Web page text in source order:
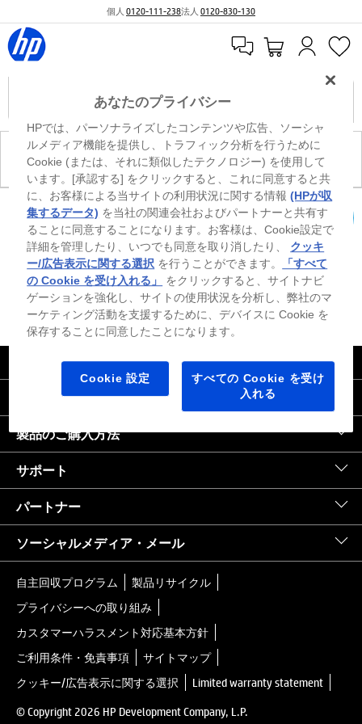
個人 0120-111-238法人 0120-830-130
現在、このカテゴリには商品がありません。
カートを確認
※ Windowsのすべてのエディションまたはバージョンで、すべての機能を使用でき
るわけではありません。Windowsの機能を最大限に活用するには、システムのハ
ードウェア、ドライバー、ソフトウェアのアップグレードおよび/または別途購
入、あるいはBIOSのアップデートが必要になる場合があります。Windowsは自動
的にアップデートされ、有効になります。高速インターネットとMicrosoftアカウ
ントが必要になります。ISPの料金が適用され、今後アップデートの際に要件が追
加される場合があります。http://www.windows.com 外部リンクアイコンをご覧く
ださい。
｜United States HP.com
会社情報
製品のご購入方法
サポート
パートナー
ソーシャルメディア・メール
自主回収プログラム
製品リサイクル
プライバシーへの取り組み
カスタマーハラスメント対応基本方針
ご利用条件・免責事項
サイトマップ
クッキー/広告表示に関する選択
Limited warranty statement
© Copyright 2026 HP Development Company, L.P.
あなたのプライバシー
HPでは、パーソナライズしたコンテンツや広告、ソーシャ
ルメディア機能を提供し、トラフィック分析を行うために
Cookie (または、それに類似したテクノロジー) を使用して
います。[承認する] をクリックすると、これに同意すると共
に、お客様による当サイトの利用状況に関する情報(HPが収
集するデータ) を当社の関連会社およびパートナーと共有す
ることに同意することになります。お客様は、Cookie設定で
詳細を管理したり、いつでも同意を取り消したり、 クッキ
ー/広告表示に関する選択 を行うことができます。
「すべて
の Cookie を受け入れる」
をクリックすると、サイトナビ
ゲーションを強化し、サイトの使用状況を分析し、弊社のマ
ーケティング活動を支援するために、デバイスに Cookie を
保存することに同意したことになります。
Cookie 設定
すべての Cookie を受け
入れる